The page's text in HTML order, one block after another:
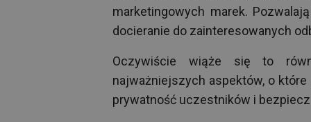
marketingowych marek.
docieranie do zainteresowanych
Oczywiście wiąże się to
najważniejszych aspektów, o
prywatność uczestników i